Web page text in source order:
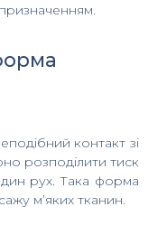
контакт зі
розподілити тиск
рух. Така форма
м’яких тканин.